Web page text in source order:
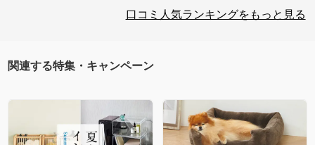
口コミ人気ランキングをもっと見る
関連する特集・キャンペーン